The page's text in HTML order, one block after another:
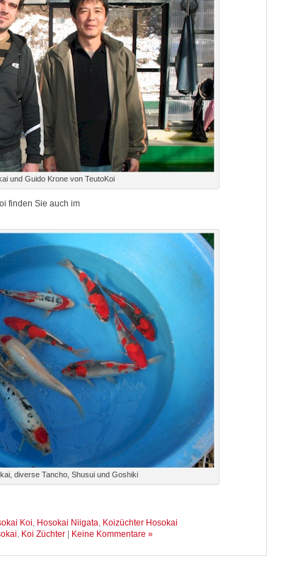
und Guido Krone von TeutoKoi
finden Sie auch im
diverse Tancho, Shusui und Goshiki
Koi, Hosokai Niigata, Koizüchter Hosokai
, Koi Züchter| Keine Kommentare »